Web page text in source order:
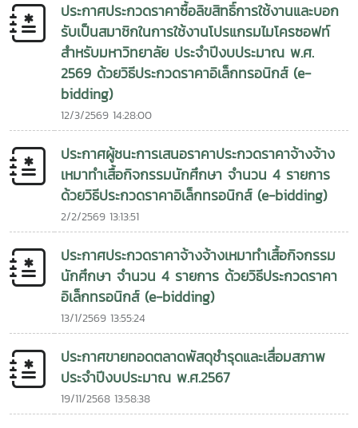
ประกาศประกวดราคาซื้อลิขสิทธิ์การใช้งานและบอก
รับเป็นสมาชิกในการใช้งานโปรแกรมไมโครซอฟท์
สำหรับมหาวิทยาลัย ประจำปีงบประมาณ พ.ศ.
2569 ด้วยวิธีประกวดราคาอิเล็กทรอนิกส์ (e-
bidding)
12/3/2569 14:28:00
ประกาศผู้ชนะการเสนอราคาประกวดราคาจ้างจ้าง
เหมาทำเสื้อกิจกรรมนักศึกษา จำนวน 4 รายการ
ด้วยวิธีประกวดราคาอิเล็กทรอนิกส์ (e-bidding)
2/2/2569 13:13:51
ประกาศประกวดราคาจ้างจ้างเหมาทำเสื้อกิจกรรม
นักศึกษา จำนวน 4 รายการ ด้วยวิธีประกวดราคา
อิเล็กทรอนิกส์ (e-bidding)
13/1/2569 13:55:24
ประกาศขายทอดตลาดพัสดุชำรุดและเสื่อมสภาพ
ประจำปีงบประมาณ พ.ศ.2567
19/11/2568 13:58:38